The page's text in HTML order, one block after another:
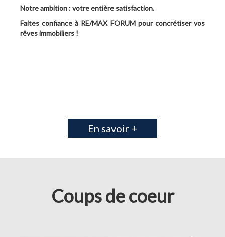
Notre ambition : votre entière satisfaction.
Faites confiance à RE/MAX FORUM pour concrétiser vos
rêves immobiliers !
En savoir +
Coups de coeur